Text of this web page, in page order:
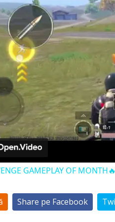
GAMEPLAY OF
Share pe Facebook